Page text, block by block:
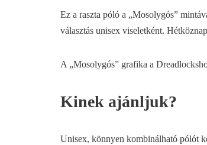
Ez a raszta póló a „Mosolygós”
választás unisex viseletként.
A „Mosolygós” grafika a
Kinek ajánljuk?
Unisex, könnyen kombinálható pólót